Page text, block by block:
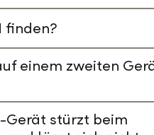
finden?
einem zweiten
Gerät stürzt beim